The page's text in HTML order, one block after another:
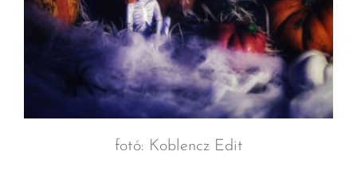
fotó: Koblencz Edit